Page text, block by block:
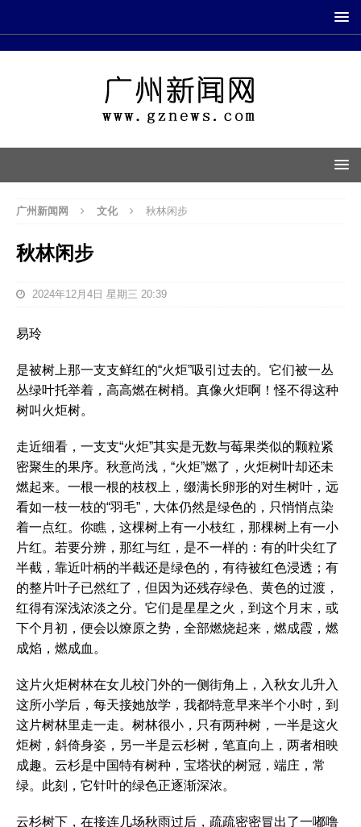
广州新闻网 文化 秋林闲步
秋林闲步
2024年12月4日 星期三 20:39
易玲
是被树上那一支支鲜红的“火炬”吸引过去的。它们被一丛
丛绿叶托举着，高高燃在树梢。真像火炬啊！怪不得这种
树叫火炬树。
走近细看，一支支“火炬”其实是无数与莓果类似的颗粒紧
密聚生的果序。秋意尚浅，“火炬”燃了，火炬树叶却还未
燃起来。一根一根的枝杈上，缀满长卵形的对生树叶，远
看如一枝一枝的“羽毛”，大体仍然是绿色的，只悄悄点染
着一点红。你瞧，这棵树上有一小枝红，那棵树上有一小
片红。若要分辨，那红与红，是不一样的：有的叶尖红了
半截，靠近叶柄的半截还是绿色的，有待被红色浸透；有
的整片叶子已然红了，但因为还残存绿色、黄色的过渡，
红得有深浅浓淡之分。它们是星星之火，到这个月末，或
下个月初，便会以燎原之势，全部燃烧起来，燃成霞，燃
成焰，燃成血。
这片火炬树林在女儿校门外的一侧街角上，入秋女儿升入
这所小学后，每天接她放学，我都特意早来半个小时，到
这片树林里走一走。树林很小，只有两种树，一半是这火
炬树，斜倚身姿，另一半是云杉树，笔直向上，两者相映
成趣。云杉是中国特有树种，宝塔状的树冠，端庄，常
绿。此刻，它针叶的绿色正逐渐深浓。
云杉树下，在接连几场秋雨过后，疏疏密密冒出了一嘟噜